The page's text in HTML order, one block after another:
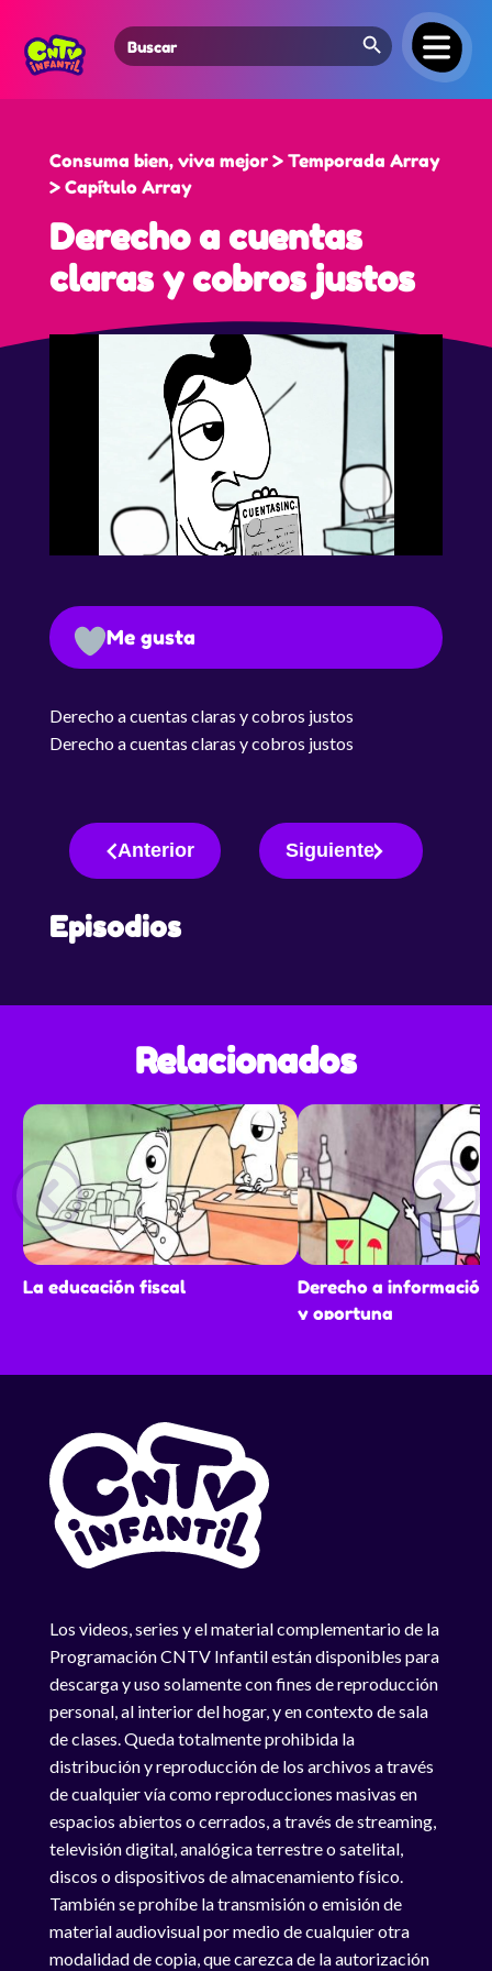
Search
for:
Search Button
Consuma bien, viva mejor > Temporada Array
> Capítulo Array
Derecho a cuentas
claras y cobros justos
Me gusta
Derecho a cuentas claras y cobros justos
Derecho a cuentas claras y cobros justos
Anterior Siguiente
Episodios
Relacionados
La educación fiscal
Derecho a
y oportuna
Los videos, series y el material complementario de la
Programación CNTV Infantil están disponibles para
descarga y uso solamente con fines de reproducción
personal, al interior del hogar, y en contexto de sala
de clases. Queda totalmente prohibida la
distribución y reproducción de los archivos a través
de cualquier vía como reproducciones masivas en
espacios abiertos o cerrados, a través de streaming,
televisión digital, analógica terrestre o satelital,
discos o dispositivos de almacenamiento físico.
También se prohíbe la transmisión o emisión de
material audiovisual por medio de cualquier otra
modalidad de copia, que carezca de la autorización